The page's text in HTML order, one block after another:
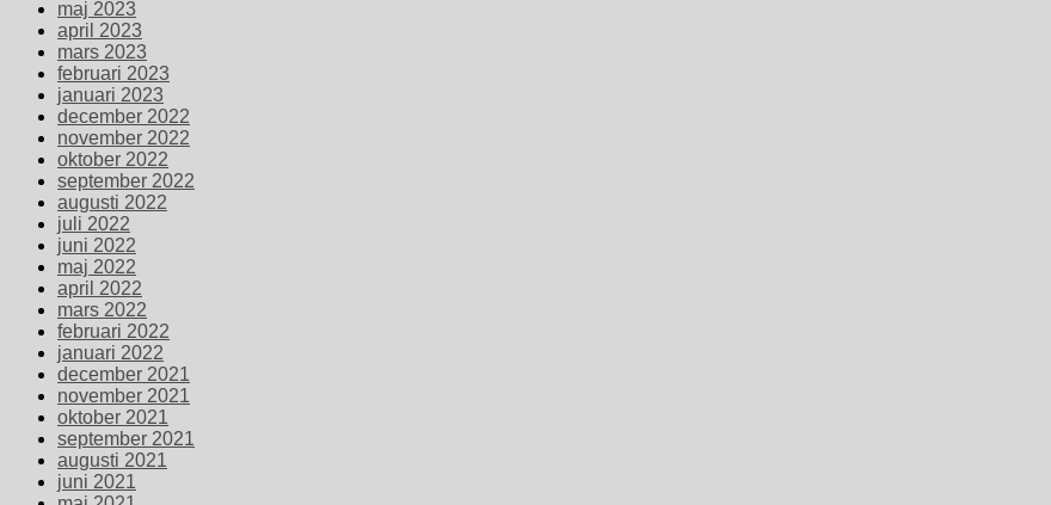
maj 2023
april 2023
mars 2023
februari 2023
januari 2023
december 2022
november 2022
oktober 2022
september 2022
augusti 2022
juli 2022
juni 2022
maj 2022
april 2022
mars 2022
februari 2022
januari 2022
december 2021
november 2021
oktober 2021
september 2021
augusti 2021
juni 2021